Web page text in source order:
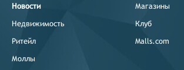
Новости
Недвижимость
Ритейл
Моллы
Магазины
Клуб
Malls.com